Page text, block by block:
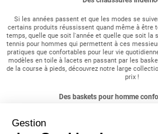
Gestion
Si les années passent et que les modes se
certains produits réussissent quand même à être
temps, quelle que soit l'année et quelle que soit la
tennis pour hommes qui permettent à ces
pratiques que confortables pour leur vie
modèles en toile à lacets en passant par les
de la course à pieds, découvrez notre large
prix !
Des baskets pour homme
sportif et recherchez des chaussures aux